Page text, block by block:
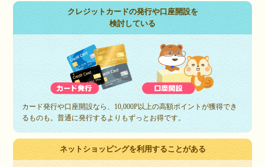
クレジットカードの発行や口座開設を
検討している
カード発行や口座開設なら、10,000P以上の高額ポイントが獲得でき
るものも。普通に発行するよりもずっとお得です。
ネットショッピングを利用することがある